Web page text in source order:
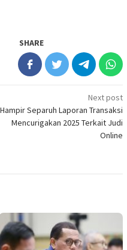
SHARE
Next post
Hampir Separuh Laporan Transaksi
Mencurigakan 2025 Terkait Judi
Online